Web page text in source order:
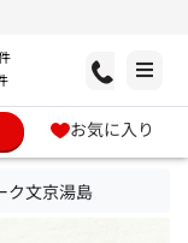
お気に入り
ク文京湯島